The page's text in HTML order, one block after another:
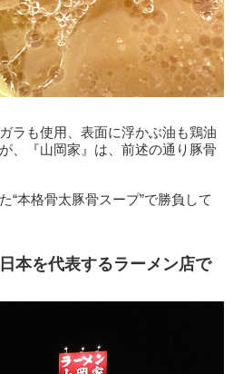
ラも使用、表面に浮かぶ油も鶏油
、『山岡家』は、前述の通り豚骨
“本格骨太豚骨スープ”で勝負して
本を代表するラーメン店で